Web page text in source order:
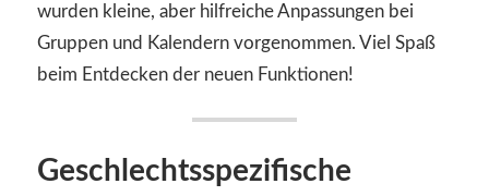
wurden kleine, aber hilfreiche Anpassungen bei
Gruppen und Kalendern vorgenommen. Viel Spaß
beim Entdecken der neuen Funktionen!
Geschlechtsspezifische